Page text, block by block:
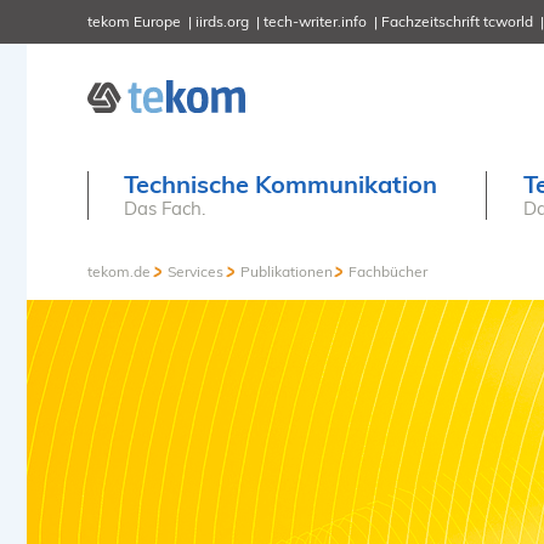
tekom Europe iirds.org tech-writer.info Fachzeitschrift tcworld
Technische Kommunikation
Das Fach.
tekom.de Services Publikationen Fachbücher